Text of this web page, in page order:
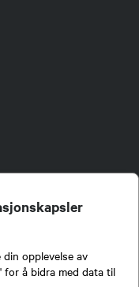
opplevelse av
for å bidra med data til
av kunnskap om jakt og
et sterkt jakt-, fiske-, og